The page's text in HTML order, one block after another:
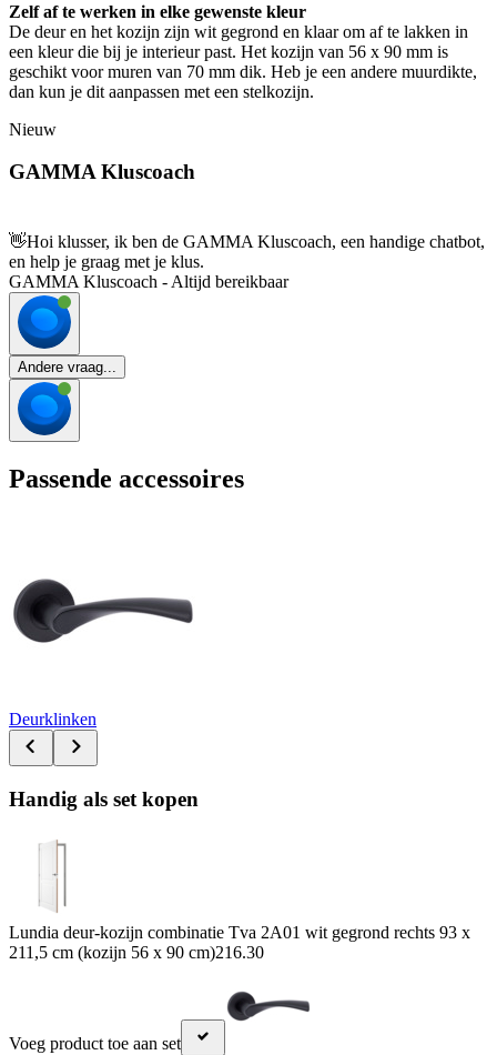
Zelf af te werken in elke gewenste kleur
De deur en het kozijn zijn wit gegrond en klaar om af te lakken in
een kleur die bij je interieur past. Het kozijn van 56 x 90 mm is
geschikt voor muren van 70 mm dik. Heb je een andere muurdikte,
dan kun je dit aanpassen met een stelkozijn.
Nieuw
GAMMA Kluscoach
👋Hoi klusser, ik ben de GAMMA Kluscoach, een handige chatbot,
en help je graag met je klus.
GAMMA Kluscoach - Altijd bereikbaar
Andere vraag...
Passende accessoires
Deurklinken
Handig als set kopen
Lundia deur-kozijn combinatie Tva 2A01 wit gegrond rechts 93 x
211,5 cm (kozijn 56 x 90 cm)216.30
Voeg product toe aan set